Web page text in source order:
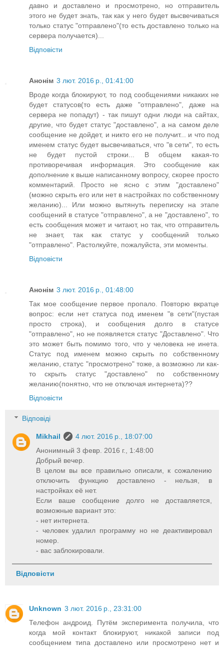
давно и доставлено и просмотрено, но отправитель
этого не будет знать, так как у него будет высвечиваться
только статус "отправлено"(то есть доставлено только на
сервера получается)...
Відповісти
Анонім 3 лют. 2016 р., 01:41:00
Вроде когда блокируют, то под сообщениями никаких не
будет статусов(то есть даже "отправлено", даже на
сервера не попадут) - так пишут одни люди на сайтах,
другие, что будет статус "доставлено", а на самом деле
сообщение не дойдет, и никто его не получит... и что под
именем статус будет высвечиваться, что "в сети", то есть
не будет пустой строки... В общем какая-то
противоречивая информация. Это сообщение как
дополнение к выше написанному вопросу, скорее просто
комментарий. Просто не ясно с этим "доставлено"
(можно скрыть его или нет в настройках по собственному
желанию)... Или можно вытянуть переписку на этапе
сообщений в статусе "отправлено", а не "доставлено", то
есть сообщения может и читают, но так, что отправитель
не знает, так как статус у сообщений только
"отправлено". Растолкуйте, пожалуйста, эти моменты.
Відповісти
Анонім 3 лют. 2016 р., 01:48:00
Так мое сообщение первое пропало. Повторю вкратце
вопрос: если нет статуса под именем "в сети"(пустая
просто строка), и сообщения долго в статусе
"отправлено", но не появляется статус "Доставлено". Что
это может быть помимо того, что у человека не инета.
Статус под именем можно скрыть по собственному
желанию, статус "просмотрено" тоже, а возможно ли как-
то скрыть статус "доставлено" по собственному
желанию(понятно, что не отключая интернета)??
Відповісти
Відповіді
Mikhail
4 лют. 2016 р., 18:07:00
Анонимный 3 февр. 2016 г., 1:48:00
Добрый вечер.
В целом вы все правильно описали, к сожалению
отключить функцию доставлено - нельзя, в
настройках её нет.
Если ваше сообщение долго не доставляется,
возможные вариант это:
- нет интернета.
- человек удалил программу но не деактивировал
номер.
- вас заблокировали.
Відповісти
Unknown 3 лют. 2016 р., 23:31:00
Телефон андроид. Путём эксперимента получила, что
когда мой контакт блокируют, никакой записи под
сообщением типа доставлено или просмотрено нет и